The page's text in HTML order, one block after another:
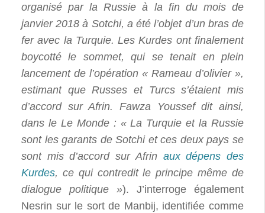
organisé par la Russie à la fin du mois de
janvier 2018 à Sotchi, a été l’objet d’un bras de
fer avec la Turquie. Les Kurdes ont finalement
boycotté le sommet, qui se tenait en plein
lancement de l’opération « Rameau d’olivier »,
estimant que Russes et Turcs s’étaient mis
d’accord sur Afrin. Fawza Youssef dit ainsi,
dans le Le Monde : « La Turquie et la Russie
sont les garants de Sotchi et ces deux pays se
sont mis d’accord sur Afrin aux dépens des
Kurdes, ce qui contredit le principe même de
dialogue politique »). J’interroge également
Nesrin sur le sort de Manbij, identifiée comme